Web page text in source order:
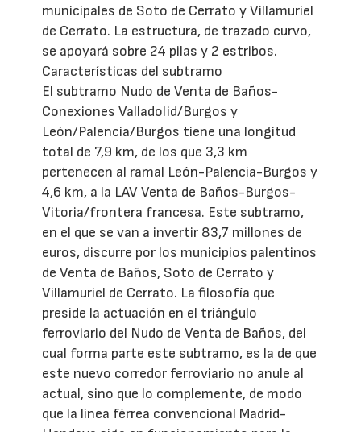
municipales de Soto de Cerrato y Villamuriel
de Cerrato. La estructura, de trazado curvo,
se apoyará sobre 24 pilas y 2 estribos.
Características del subtramo
El subtramo Nudo de Venta de Baños-
Conexiones Valladolid/Burgos y
León/Palencia/Burgos tiene una longitud
total de 7,9 km, de los que 3,3 km
pertenecen al ramal León-Palencia-Burgos y
4,6 km, a la LAV Venta de Baños-Burgos-
Vitoria/frontera francesa. Este subtramo,
en el que se van a invertir 83,7 millones de
euros, discurre por los municipios palentinos
de Venta de Baños, Soto de Cerrato y
Villamuriel de Cerrato. La filosofía que
preside la actuación en el triángulo
ferroviario del Nudo de Venta de Baños, del
cual forma parte este subtramo, es la de que
este nuevo corredor ferroviario no anule al
actual, sino que lo complemente, de modo
que la línea férrea convencional Madrid-